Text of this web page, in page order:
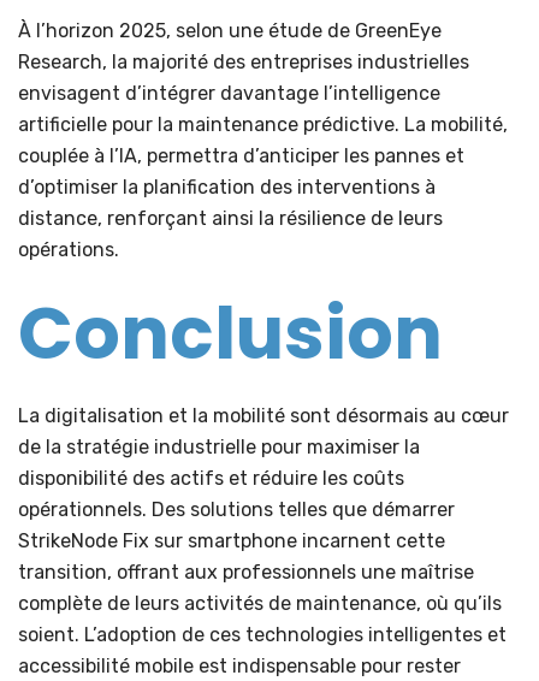
À l’horizon 2025, selon une étude de GreenEye
Research, la majorité des entreprises industrielles
envisagent d’intégrer davantage l’intelligence
artificielle pour la maintenance prédictive. La mobilité,
couplée à l’IA, permettra d’anticiper les pannes et
d’optimiser la planification des interventions à
distance, renforçant ainsi la résilience de leurs
opérations.
Conclusion
La digitalisation et la mobilité sont désormais au cœur
de la stratégie industrielle pour maximiser la
disponibilité des actifs et réduire les coûts
opérationnels. Des solutions telles que démarrer
StrikeNode Fix sur smartphone incarnent cette
transition, offrant aux professionnels une maîtrise
complète de leurs activités de maintenance, où qu’ils
soient. L’adoption de ces technologies intelligentes et
accessibilité mobile est indispensable pour rester